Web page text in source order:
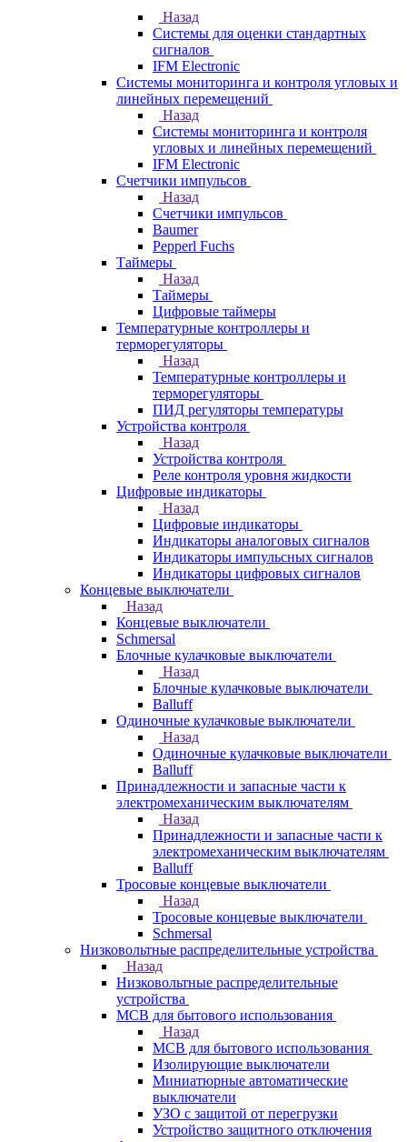
Назад
Системы для оценки стандартных
сигналов
IFM Electronic
Системы мониторинга и контроля угловых и
линейных перемещений
Назад
Системы мониторинга и контроля
угловых и линейных перемещений
IFM Electronic
Счетчики импульсов
Назад
Счетчики импульсов
Baumer
Pepperl Fuchs
Таймеры
Назад
Таймеры
Цифровые таймеры
Температурные контроллеры и
терморегуляторы
Назад
Температурные контроллеры и
терморегуляторы
ПИД регуляторы температуры
Устройства контроля
Назад
Устройства контроля
Реле контроля уровня жидкости
Цифровые индикаторы
Назад
Цифровые индикаторы
Индикаторы аналоговых сигналов
Индикаторы импульсных сигналов
Индикаторы цифровых сигналов
Концевые выключатели
Назад
Концевые выключатели
Schmersal
Блочные кулачковые выключатели
Назад
Блочные кулачковые выключатели
Balluff
Одиночные кулачковые выключатели
Назад
Одиночные кулачковые выключатели
Balluff
Принадлежности и запасные части к
электромеханическим выключателям
Назад
Принадлежности и запасные части к
электромеханическим выключателям
Balluff
Тросовые концевые выключатели
Назад
Тросовые концевые выключатели
Schmersal
Низковольтные распределительные устройства
Назад
Низковольтные распределительные
устройства
MCB для бытового использования
Назад
MCB для бытового использования
Изолирующие выключатели
Миниатюрные автоматические
выключатели
УЗО с защитой от перегрузки
Устройство защитного отключения